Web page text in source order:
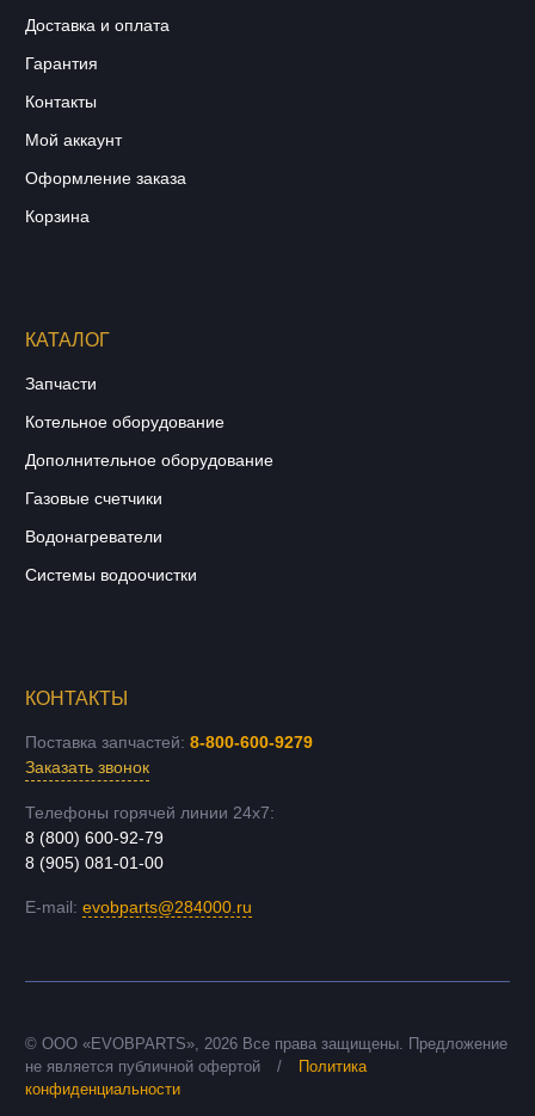
Доставка и оплата
Гарантия
Контакты
Мой аккаунт
Оформление заказа
Корзина
КАТАЛОГ
Запчасти
Котельное оборудование
Дополнительное оборудование
Газовые счетчики
Водонагреватели
Системы водоочистки
КОНТАКТЫ
Поставка запчастей: 8-800-600-9279
Заказать звонок
Телефоны горячей линии 24х7:
8 (800) 600-92-79
8 (905) 081-01-00
E-mail: evobparts@284000.ru
© ООО «EVOBPARTS», 2026 Все права защищены. Предложение
не является публичной офертой
/
Политика
конфиденциальности